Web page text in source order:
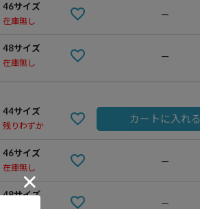
02 WHITE
46サイズ
在庫無し
—
48サイズ
在庫無し
—
44サイズ
残りわずか
カートに入れる
46サイズ
在庫無し
—
48サイズ
—